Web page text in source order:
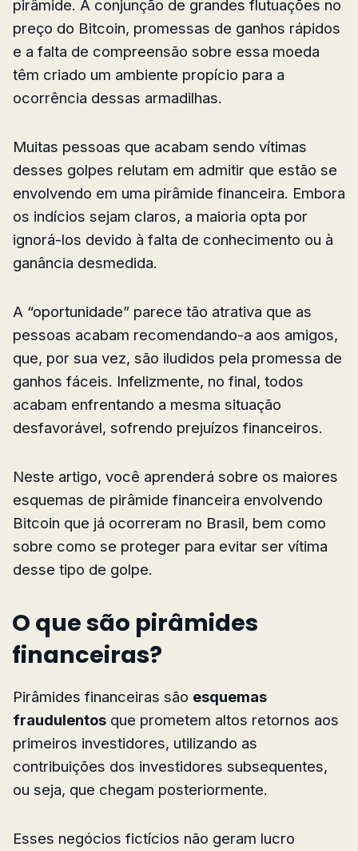
pirâmide. A conjunção de grandes flutuações no
preço do Bitcoin, promessas de ganhos rápidos
e a falta de compreensão sobre essa moeda
têm criado um ambiente propício para a
ocorrência dessas armadilhas.
Muitas pessoas que acabam sendo vítimas
desses golpes relutam em admitir que estão se
envolvendo em uma pirâmide financeira. Embora
os indícios sejam claros, a maioria opta por
ignorá-los devido à falta de conhecimento ou à
ganância desmedida.
A “oportunidade” parece tão atrativa que as
pessoas acabam recomendando-a aos amigos,
que, por sua vez, são iludidos pela promessa de
ganhos fáceis. Infelizmente, no final, todos
acabam enfrentando a mesma situação
desfavorável, sofrendo prejuízos financeiros.
Neste artigo, você aprenderá sobre os maiores
esquemas de pirâmide financeira envolvendo
Bitcoin que já ocorreram no Brasil, bem como
sobre como se proteger para evitar ser vítima
desse tipo de golpe.
O que são pirâmides
financeiras?
Pirâmides financeiras são esquemas
fraudulentos que prometem altos retornos aos
primeiros investidores, utilizando as
contribuições dos investidores subsequentes,
ou seja, que chegam posteriormente.
Esses negócios fictícios não geram lucro